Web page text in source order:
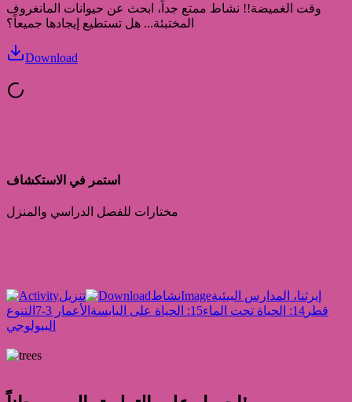
وقت الغميضة!! نشاط ممتع جداً، ابحث عن حيوانات المانغروف
المختبئة... هل تستطيع إيجادها جميعاً؟
Download
استمر في الاستكشاف
مختارات للفصل الدراسي والمنزل
نشاط تنزيل Imageإيرثنا، المدارس البيئية
قطر 14: الحياة تحت الماء 15: الحياة على اليابسة الأعمار 3-7
التنوع
البيولوجي